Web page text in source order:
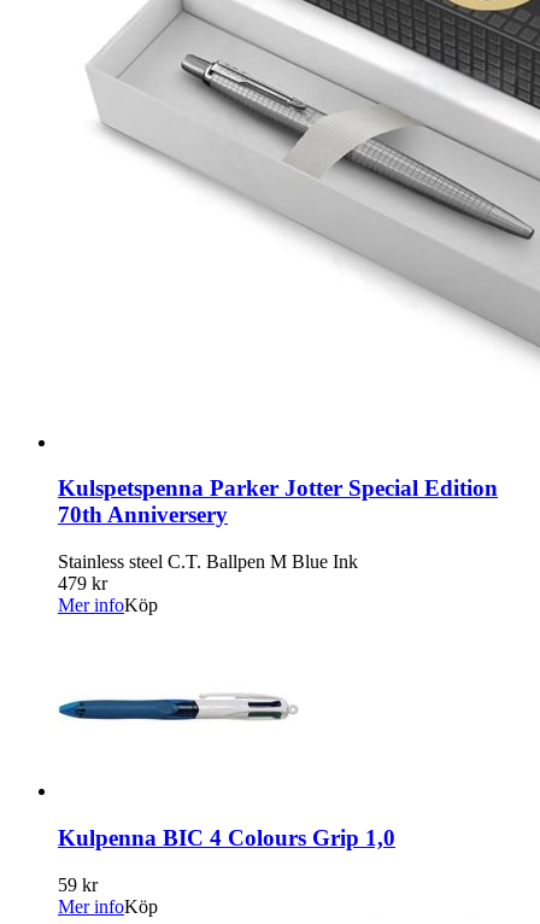
Kulspetspenna Parker Jotter Special Edition
70th Anniversery
Stainless steel C.T. Ballpen M Blue Ink
479 kr
Mer infoKöp
Kulpenna BIC 4 Colours Grip 1,0
59 kr
Mer infoKöp